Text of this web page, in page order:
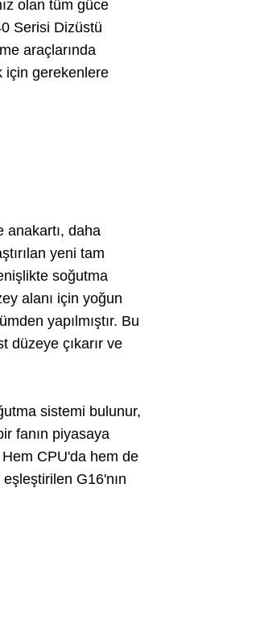
olan tüm güce
Serisi Dizüstü
araçlarında
için gerekenlere
anakartı, daha
yeni tam
soğutma
alanı için yoğun
yapılmıştır. Bu
düzeye çıkarır ve
sistemi bulunur,
fanın piyasaya
Hem CPU'da hem de
G16'nın